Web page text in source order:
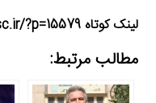
لینک کوتاه https://iran-bssc.ir/?p=15579
مطالب مرتبط: